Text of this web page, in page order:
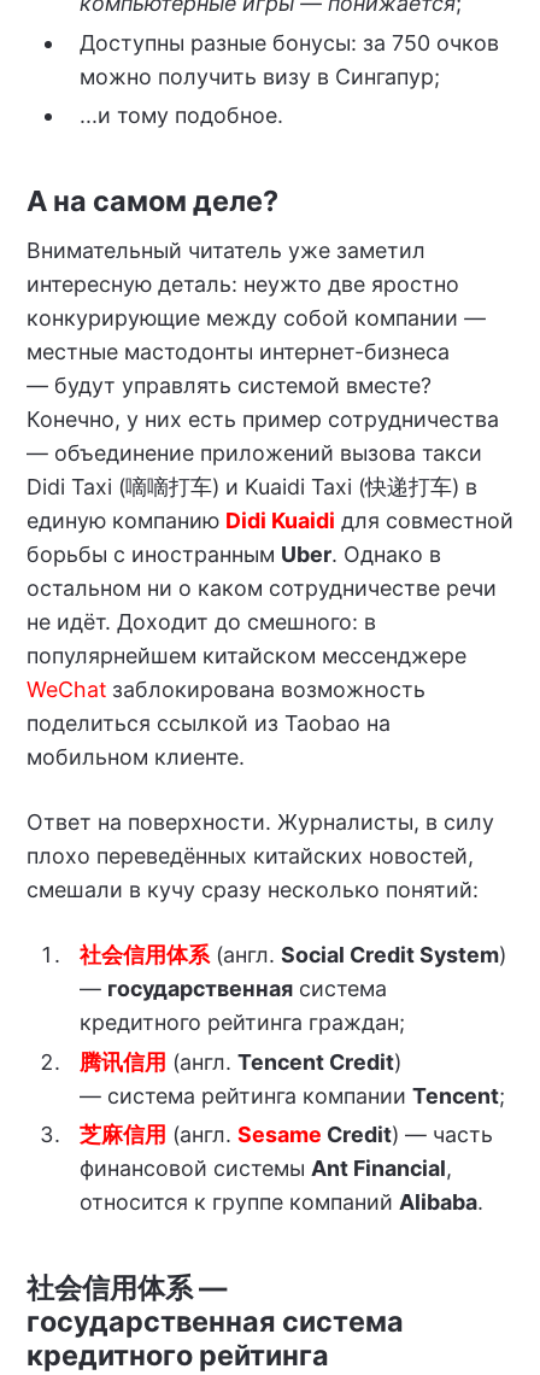
Доступны разные бонусы: за 750 очков
можно получить визу в Сингапур;
...и тому подобное.
А на самом деле?
Внимательный читатель уже заметил
интересную деталь: неужто две яростно
конкурирующие между собой компании —
местные мастодонты интернет-бизнеса
— будут управлять системой вместе?
Конечно, у них есть пример сотрудничества
— объединение приложений вызова такси
Didi Taxi (嘀嘀打车) и Kuaidi Taxi (快递打车) в
единую компанию Didi Kuaidi для совместной
борьбы с иностранным Uber. Однако в
остальном ни о каком сотрудничестве речи
не идёт. Доходит до смешного: в
популярнейшем китайском мессенджере
WeChatзаблокирована возможность
поделиться ссылкой из Taobao на
мобильном клиенте.
Ответ на поверхности. Журналисты, в силу
плохо переведённых китайских новостей,
смешали в кучу сразу несколько понятий:
社会信用体系(англ. Social Credit System)
— государственнаясистема
кредитного рейтинга граждан;
腾讯信用 (англ. Tencent Credit)
— система рейтинга компании Tencent;
芝麻信用 (англ. Sesame Credit) — часть
финансовой системы Ant Financial,
относится к группе компаний Alibaba.
社会信用体系 —
государственная система
кредитного рейтинга